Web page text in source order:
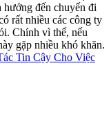
hưởng đến chuyến đi
rất nhiều các công ty
Chính vì thế, nếu
gặp nhiều khó khăn.
Tin Cậy Cho Việc